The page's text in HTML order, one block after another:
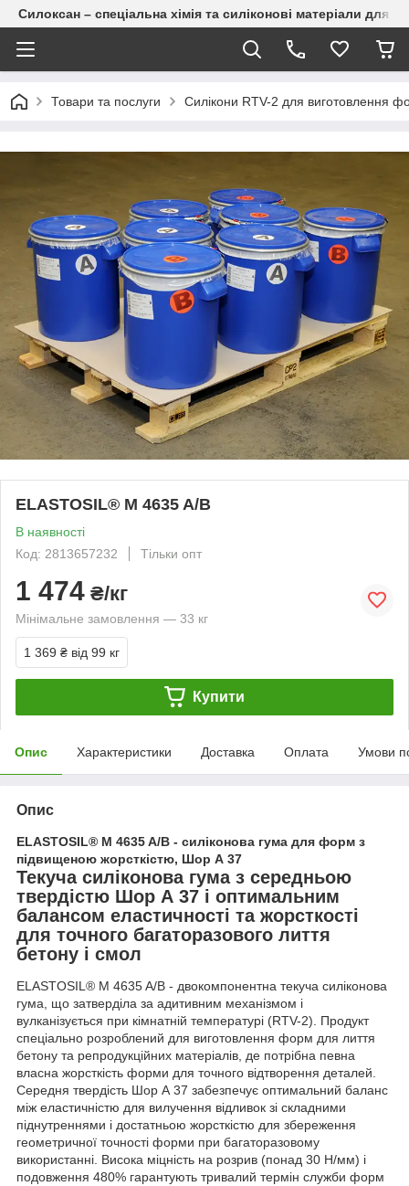
Силоксан – спеціальна хімія та силіконові матеріали для
Товари та послуги Силікони RTV-2 для виготовлення
ELASTOSIL® M 4635 A/B
В наявності
Код: 2813657232
Тільки опт
1 474 ₴/кг
Мінімальне замовлення — 33 кг
1 369 ₴ від 99 кг
Купити
Опис Характеристики Доставка Оплата Умови
Опис
ELASTOSIL® M 4635 A/B - силіконова гума для форм з
підвищеною жорсткістю, Шор А 37
Текуча силіконова гума з середньою
твердістю Шор А 37 і оптимальним
балансом еластичності та жорсткості
для точного багаторазового лиття
бетону і смол
ELASTOSIL® M 4635 A/B - двокомпонентна текуча силіконова
гума, що затверділа за адитивним механізмом і
вулканізується при кімнатній температурі (RTV-2). Продукт
спеціально розроблений для виготовлення форм для лиття
бетону та репродукційних матеріалів, де потрібна певна
власна жорсткість форми для точного відтворення деталей.
Середня твердість Шор А 37 забезпечує оптимальний баланс
між еластичністю для вилучення відливок зі складними
піднутреннями і достатньою жорсткістю для збереження
геометричної точності форми при багаторазовому
використанні. Висока міцність на розрив (понад 30 Н/мм) і
подовження 480% гарантують тривалий термін служби форм